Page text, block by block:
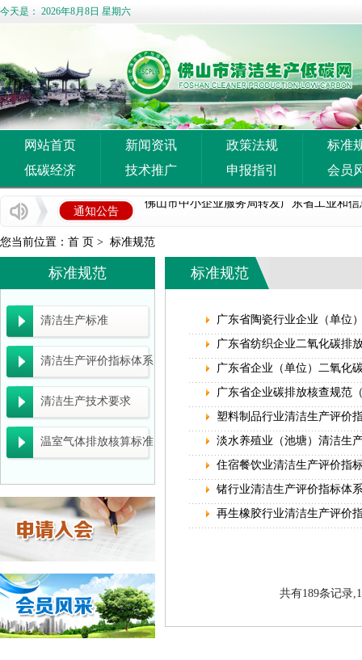
今天是： 2026年8月8日 星期六
网站首页 新闻资讯 政策法规
标准
低碳经济
技术推广 申报指引 会员
通知公告
企业推广宣传方案
佛山市清洁生产与低碳经济协会 佛山市陶
佛山市中小企业服务局转发广东省工业和
佛山市科学技术局关于组织申报2026年度
广东省工业和信息化厅关于开展2026年度
广东省能源局关于开展2027年省级节能降
广东省科学技术厅 广东省财政厅 国家税务
关于开展2026年生态文明建设示范区（生
广东省工业和信息化厅关于组织推荐2026
一图读懂《关于组织开展2026年度工业节
工业和信息化部办公厅关于组织开展2026
关于组织开展2026年重点用水企业、园区
企业推广宣传方案
佛山市清洁生产与低碳经济协会 佛山市陶
您当前位置： 首 页 > 标准规范
标准规范
清洁生产标准
清洁生产评价指标体系
清洁生产技术要求
温室气体排放核算标准
标准规范
广东省陶瓷行业企业（单位
广东省纺织企业二氧化碳排
广东省企业（单位）二氧化
广东省企业碳排放核查规范
塑料制品行业清洁生产评价
淡水养殖业（池塘）清洁生
住宿餐饮业清洁生产评价指
锗行业清洁生产评价指标体
再生橡胶行业清洁生产评价
共有189条记录